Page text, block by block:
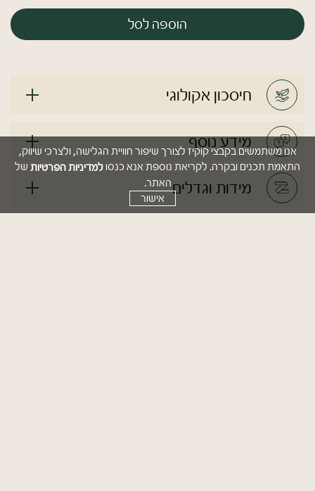
אנו משתמשים בקבצי קוקיז לצורך שיפור חוויית הגלישה, ולצרכי שיווק,
התאמת תכנים ובקרה. לקריאת נוספת אנא כנסו למדיניות הפרטיות של
האתר.
אישור
הוספה לסל
מידע נוסף
מידות וגדלים
חיסכון אקולוגי